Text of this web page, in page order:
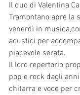
Il duo di Valentina
Tramontano apre la
venerdì in
acustici per
piacevole serata.
Il loro repertorio
pop e rock dagli
chitarra e voce per